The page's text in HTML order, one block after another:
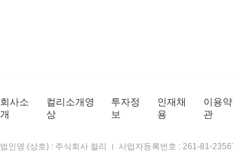
회사소
개
컬리소개영
상
투자정
보
인재채
용
이용약
관
법인명 (상호) : 주식회사 컬리 사업자등록번호 : 261-81-